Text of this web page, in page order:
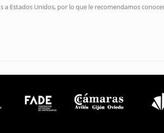
Estados Unidos, por lo que le recomendamos